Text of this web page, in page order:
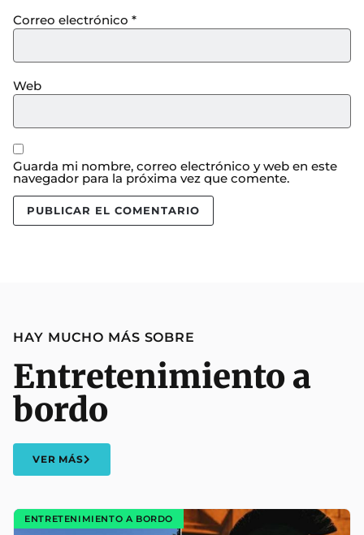
Correo electrónico *
Web
Guarda mi nombre, correo electrónico y web en este
navegador para la próxima vez que comente.
HAY MUCHO MÁS SOBRE
Entretenimiento a
bordo
VER MÁS
ENTRETENIMIENTO A BORDO